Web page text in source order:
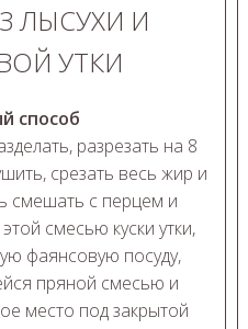
ЛЫСУХИ И
УТКИ
способ
разрезать на 8
срезать весь жир и
смешать с перцем и
смесью куски утки,
фаянсовую посуду,
пряной смесью и
место под закрытой